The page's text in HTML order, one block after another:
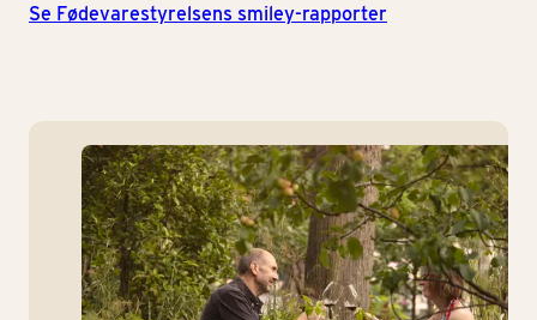
Se Fødevarestyrelsens smiley-rapporter